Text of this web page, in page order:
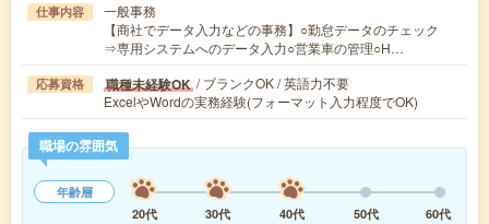
仕事内容
一般事務
【商社でデータ入力などの事務】○勤怠データのチェック
⇒専用システムへのデータ入力○営業車の管理○H…
応募資格 職種未経験OK / ブランクOK / 英語力不要
ExcelやWordの実務経験(フォーマット入力程度でOK)
職場の雰囲気
年齢層
20代
30代 40代 50代
60代